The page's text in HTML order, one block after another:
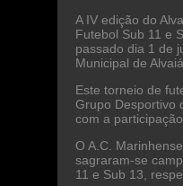
A IV edição do
Futebol Sub 11 e
passado dia 1 de
Municipal de
Este torneio de
Grupo Desportivo
com a
O A.C.
sagraram-se
11 e Sub 13,